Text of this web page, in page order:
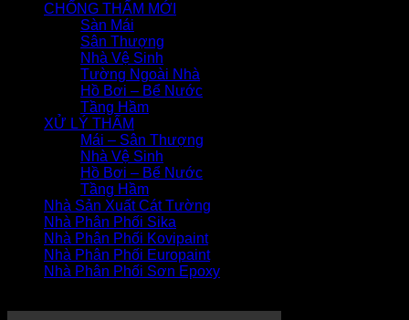
CHỐNG THẤM MỚI
Sàn Mái
Sân Thượng
Nhà Vệ Sinh
Tường Ngoài Nhà
Hồ Bơi – Bể Nước
Tầng Hầm
XỬ LÝ THẤM
Mái – Sân Thượng
Nhà Vệ Sinh
Hồ Bơi – Bể Nước
Tầng Hầm
Nhà Sản Xuất Cát Tường
Nhà Phân Phối Sika
Nhà Phân Phối Kovipaint
Nhà Phân Phối Europaint
Nhà Phân Phối Sơn Epoxy